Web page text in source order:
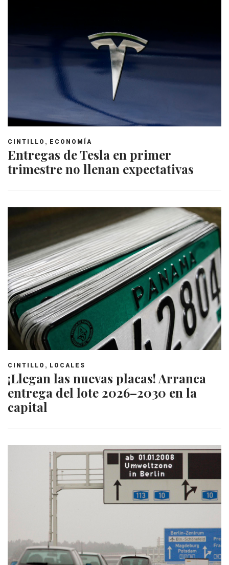
CINTILLO , ECONOMÍA
Entregas de Tesla en primer
trimestre no llenan expectativas
CINTILLO , LOCALES
¡Llegan las nuevas placas! Arranca
entrega del lote 2026–2030 en la
capital